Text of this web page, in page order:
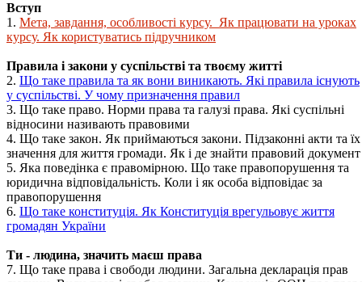
Вступ
1. Мета, завдання, особливості курсу. Як працювати на уроках
курсу. Як користуватись підручником
Правила і закони у суспільстві та твоєму житті
2. Що таке правила та як вони виникають. Які правила існують
у суспільстві. У чому призначення правил
3. Що таке право. Норми права та галузі права. Які суспільні
відносини називають правовими
4. Що таке закон. Як приймаються закони. Підзаконні акти та їх
значення для життя громади. Як і де знайти правовий документ
5. Яка поведінка є правомірною. Що таке правопорушення та
юридична відповідальність. Коли і як особа відповідає за
правопорушення
6. Що таке конституція. Як Конституція врегульовує життя
громадян України
Ти - людина, значить маєш права
7. Що таке права і свободи людини. Загальна декларація прав